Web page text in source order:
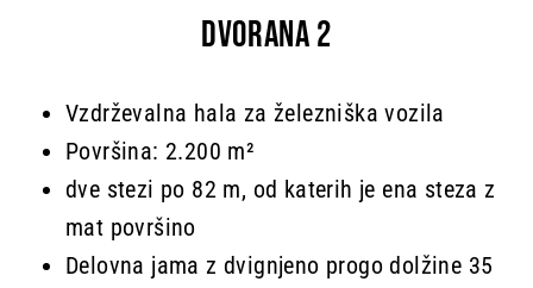
DVORANA 2
Vzdrževalna hala za železniška vozila
Površina: 2.200 m²
dve stezi po 82 m, od katerih je ena steza z
mat površino
Delovna jama z dvignjeno progo dolžine 35